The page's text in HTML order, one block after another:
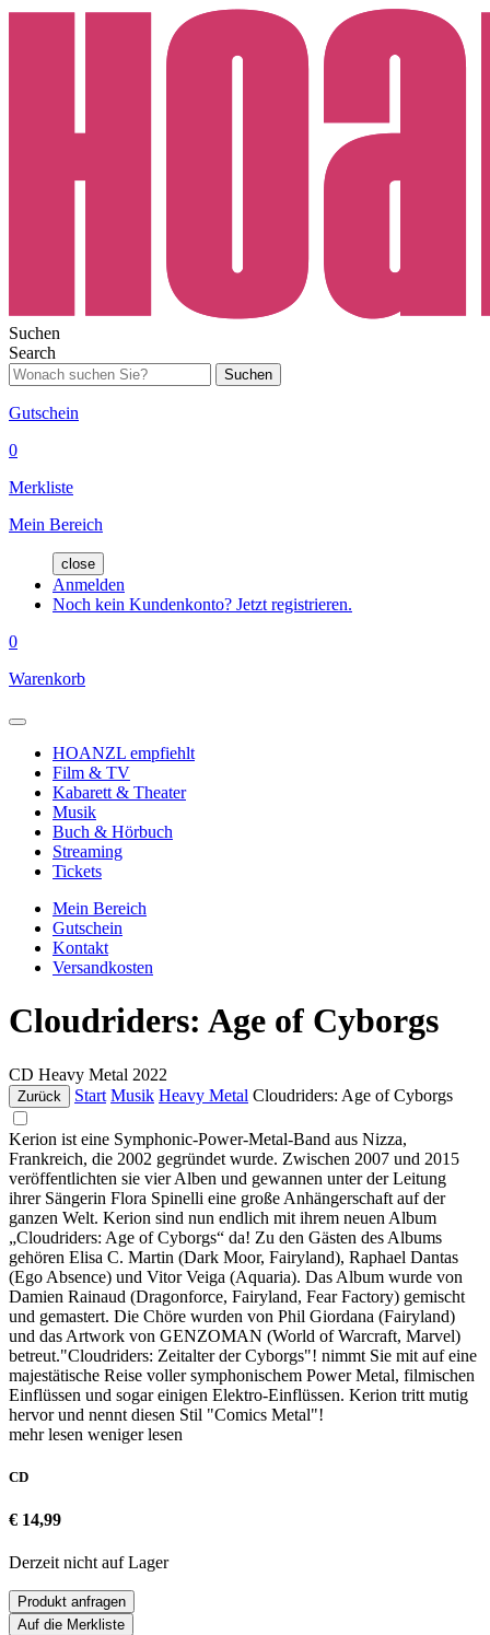
Suchen
Search
Suchen
Gutschein
0
Merkliste
Mein Bereich
close
Anmelden
Noch kein Kundenkonto? Jetzt registrieren.
0
Warenkorb
HOANZL empfiehlt
Film & TV
Kabarett & Theater
Musik
Buch & Hörbuch
Streaming
Tickets
Mein Bereich
Gutschein
Kontakt
Versandkosten
Cloudriders: Age of Cyborgs
CD Heavy Metal 2022
Zurück Start Musik Heavy Metal Cloudriders: Age of Cyborgs
Kerion ist eine Symphonic-Power-Metal-Band aus Nizza,
Frankreich, die 2002 gegründet wurde. Zwischen 2007 und 2015
veröffentlichten sie vier Alben und gewannen unter der Leitung
ihrer Sängerin Flora Spinelli eine große Anhängerschaft auf der
ganzen Welt. Kerion sind nun endlich mit ihrem neuen Album
„Cloudriders: Age of Cyborgs“ da! Zu den Gästen des Albums
gehören Elisa C. Martin (Dark Moor, Fairyland), Raphael Dantas
(Ego Absence) und Vitor Veiga (Aquaria). Das Album wurde von
Damien Rainaud (Dragonforce, Fairyland, Fear Factory) gemischt
und gemastert. Die Chöre wurden von Phil Giordana (Fairyland)
und das Artwork von GENZOMAN (World of Warcraft, Marvel)
betreut."Cloudriders: Zeitalter der Cyborgs"! nimmt Sie mit auf eine
majestätische Reise voller symphonischem Power Metal, filmischen
Einflüssen und sogar einigen Elektro-Einflüssen. Kerion tritt mutig
hervor und nennt diesen Stil "Comics Metal"!
mehr lesen weniger lesen
CD
€ 14,99
Derzeit nicht auf Lager
Produkt anfragen
Auf die Merkliste